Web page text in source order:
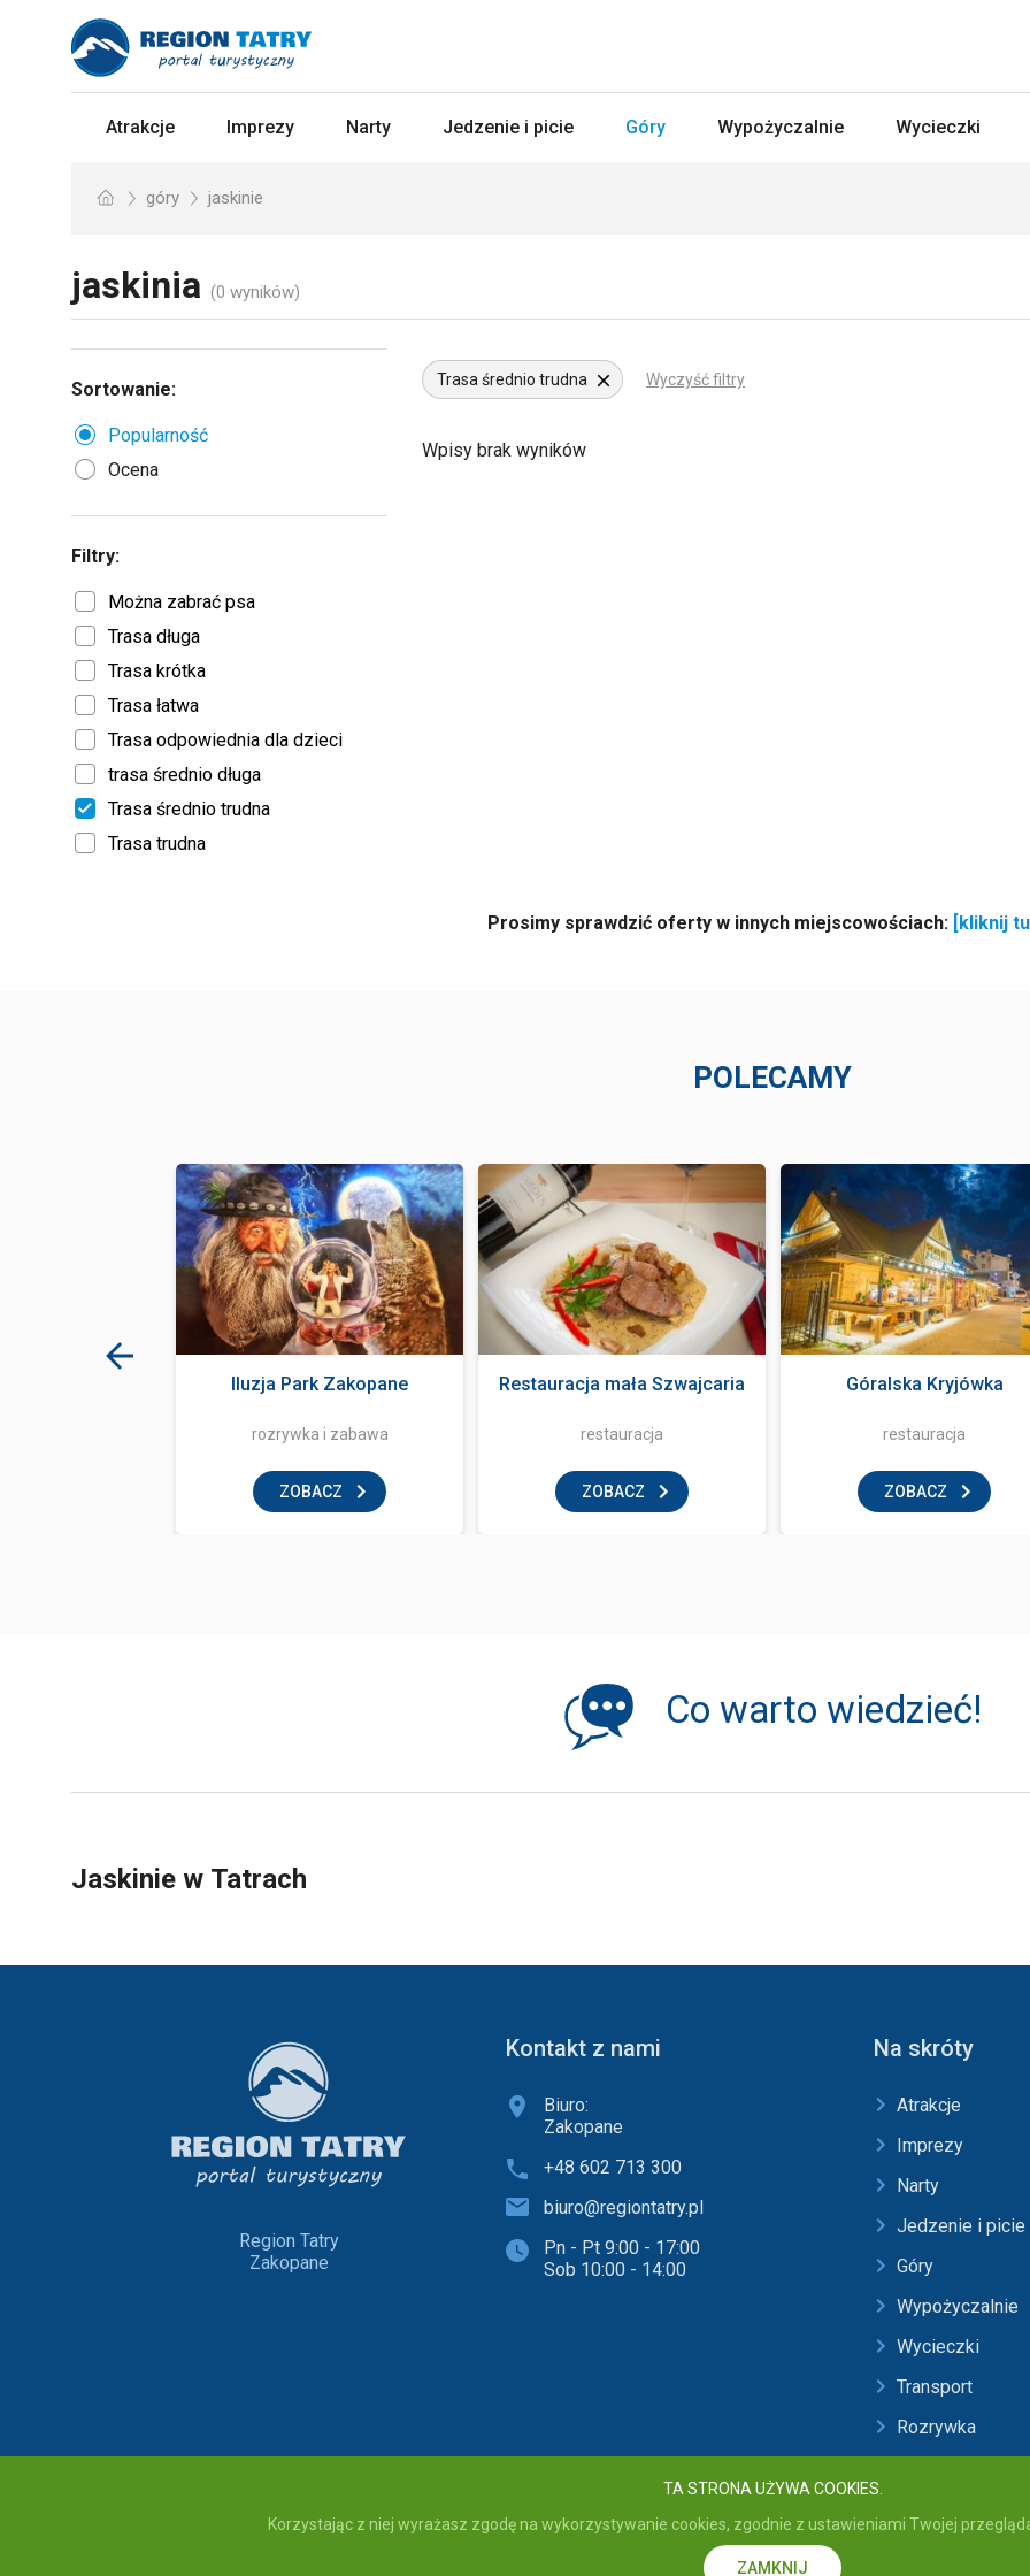
Atrakcje Imprezy Narty Jedzenie i picie Góry Wypożyczalnie Wycieczki
góry jaskinie
jaskinia (0 wyników)
Trasa średnio trudna Wyczyść filtry
Wpisy brak wyników
Sortowanie:
Popularność
Ocena
Filtry:
Można zabrać psa
Trasa długa
Trasa krótka
Trasa łatwa
Trasa odpowiednia dla dzieci
trasa średnio długa
Trasa średnio trudna
Trasa trudna
Prosimy sprawdzić oferty w innych miejscowościach: [kliknij
POLECAMY
Iluzja Park Zakopane
rozrywka i zabawa
ZOBACZ
Restauracja mała Szwajcaria
restauracja
ZOBACZ
Góralska Kryjówka
restauracja
ZOBACZ
Co warto wiedzieć!
Jaskinie w Tatrach
Region Tatry
Zakopane
Kontakt z nami
Biuro:
Zakopane
+48 602 713 300
biuro@regiontatry.pl
Pn - Pt 9:00 - 17:00
Sob 10:00 - 14:00
Na skróty
Atrakcje
Imprezy
Narty
Jedzenie i picie
Góry
Wypożyczalnie
Wycieczki
Transport
Rozrywka
TA STRONA UŻYWA COOKIES.
Korzystając z niej wyrażasz zgodę na wykorzystywanie cookies, zgodnie z ustawieniami Twojej